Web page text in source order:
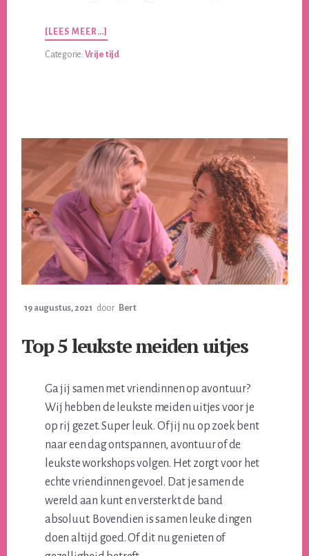
[LEES MEER…]
ALS
EEN
OP
EEN
WEDSTRIJD?
GEBRUIK
DAN
DEZE
TIPS!
Categorie: Vrije tijd
19 augustus, 2021 door Bert
Top 5 leukste meiden uitjes
Ga jij samen met vriendinnen op avontuur?
Wij hebben de leukste meiden uitjes voor je
op rij gezet. Super leuk. Of jij nu op zoek bent
naar een dag ontspannen, avontuur of de
leukste workshops volgen. Het zorgt voor het
echte vriendinnen gevoel. Dat je samen de
wereld aan kunt en versterkt de band
absoluut. Bovendien is samen leuke dingen
doen altijd goed. Of dit nu genieten of